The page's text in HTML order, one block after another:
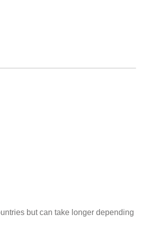
but can take longer depending